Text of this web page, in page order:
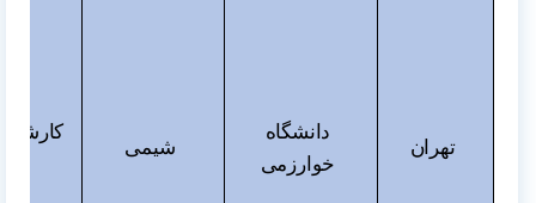
تهران
دانشگاه
خوارزمی
شیمی